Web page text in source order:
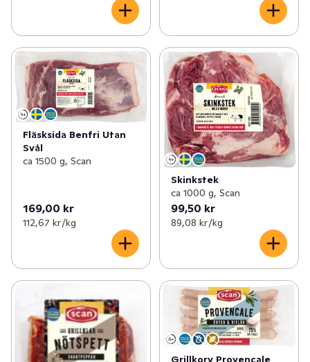
Fläsksida Benfri Utan
Svål
ca 1500 g, Scan
169,00 kr
112,67 kr /kg
Skinkstek
ca 1000 g, Scan
99,50 kr
89,08 kr /kg
Grillkorv Provencale